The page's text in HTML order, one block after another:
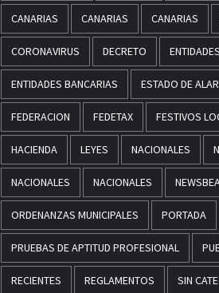
CANARIAS CANARIAS CANARIAS
CORONAVIRUS DECRETO
ENTIDADES BANCARIAS ESTADO DE
FEDERACION FEDETAX FESTIVOS
HACIENDA LEYES NACIONALES
NACIONALES NACIONALES
ORDENANZAS MUNICIPALES PORTADA
PRUEBAS DE APTITUD PROFESIONAL
RECIENTES REGLAMENTOS SIN